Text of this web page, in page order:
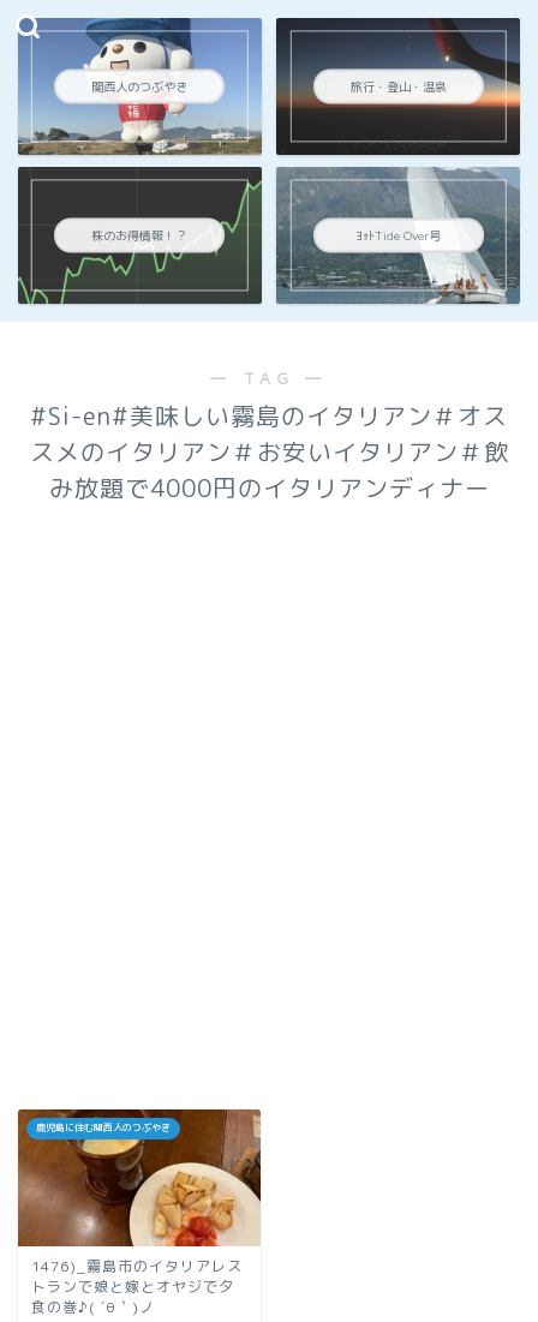
関西人のつぶやき 旅行・登山・温泉
株のお得情報！？ ﾖｯﾄTide Over号
― TAG ―
#Si-en#美味しい霧島のイタリアン＃オス
スメのイタリアン＃お安いイタリアン＃飲
み放題で4000円のイタリアンディナー
鹿児島に住む関西人のつぶやき
1476)_霧島市のイタリアレス
トランで娘と嫁とオヤジで夕
食の巻♪( ´θ｀)ノ